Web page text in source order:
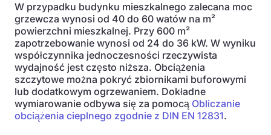
W przypadku budynku mieszkalnego zalecana moc
grzewcza wynosi od 40 do 60 watów na m²
powierzchni mieszkalnej. Przy 600 m²
zapotrzebowanie wynosi od 24 do 36 kW. W wyniku
współczynnika jednoczesności rzeczywista
wydajność jest często niższa. Obciążenia
szczytowe można pokryć zbiornikami buforowymi
lub dodatkowym ogrzewaniem. Dokładne
wymiarowanie odbywa się za pomocą Obliczanie
obciążenia cieplnego zgodnie z DIN EN 12831.